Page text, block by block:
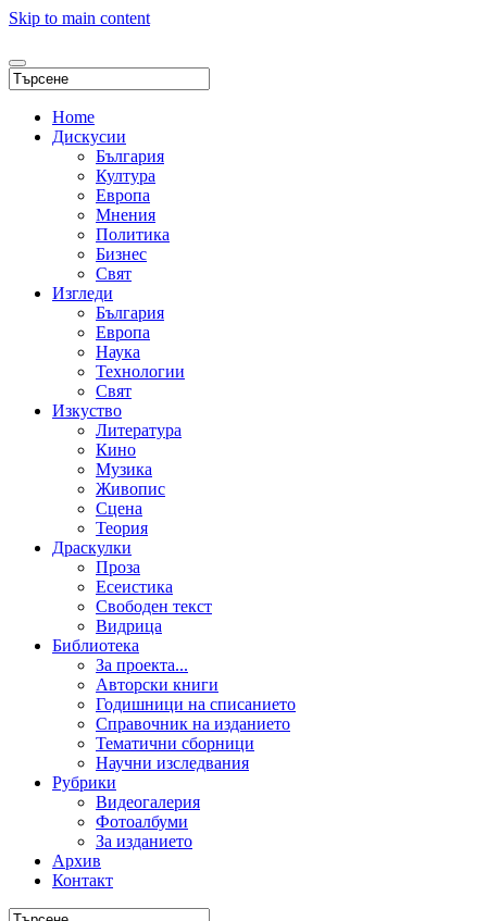
Skip to main content
Home
Дискусии
България
Култура
Европа
Мнения
Политика
Бизнес
Свят
Изгледи
България
Европа
Наука
Технологии
Свят
Изкуство
Литература
Кино
Музика
Живопис
Сцена
Теория
Драскулки
Проза
Есеистика
Свободен текст
Видрица
Библиотека
За проекта...
Авторски книги
Годишници на списанието
Справочник на изданието
Тематични сборници
Научни изследвания
Рубрики
Видеогалерия
Фотоалбуми
За изданието
Архив
Контакт